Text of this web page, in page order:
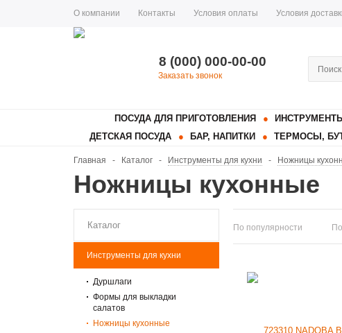
О компании Контакты Условия оплаты Условия
8 (000) 000-00-00
Заказать звонок
ПОСУДА ДЛЯ ПРИГОТОВЛЕНИЯ
ДЕТСКАЯ ПОСУДА
БАР, НАПИТКИ ТЕРМОСЫ,
Главная - Каталог - Инструменты для кухни - Ножницы
Ножницы кухонные
Каталог
Инструменты для кухни
Дуршлаги
Формы для выкладки
салатов
Ножницы кухонные
По популярности